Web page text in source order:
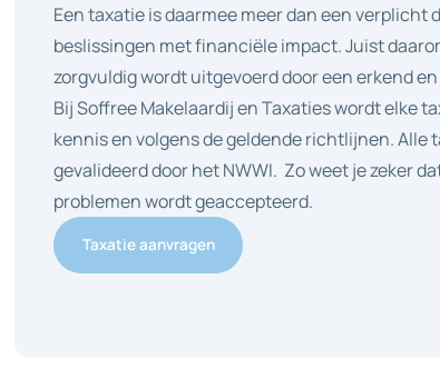
Een taxatie is daarmee meer dan een verplicht
beslissingen met financiële impact. Juist
zorgvuldig wordt uitgevoerd door een erkend
Bij Soffree Makelaardij en Taxaties wordt elke
kennis en volgens de geldende richtlijnen. Alle
gevalideerd door het NWWI. Zo weet je zeker
problemen wordt geaccepteerd.
Taxatie aanvragen